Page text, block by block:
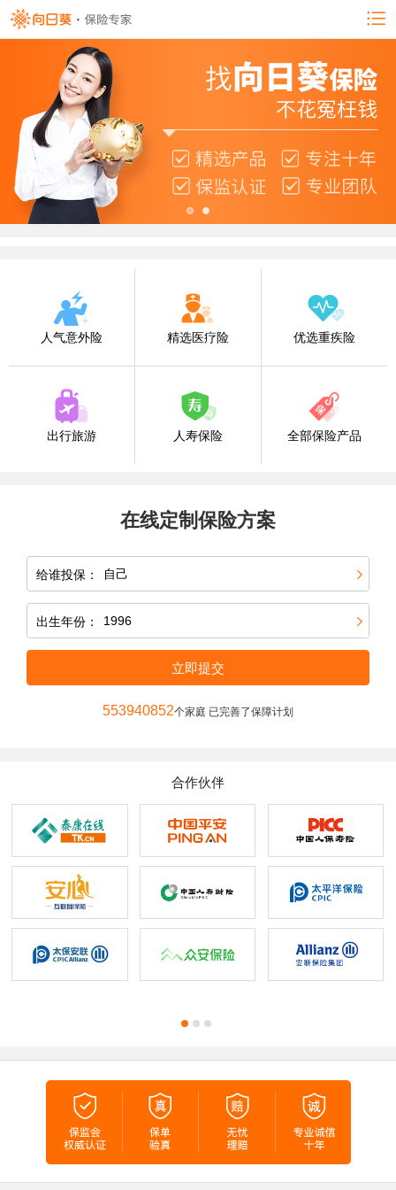
人气意外险 精选医疗险 优选重疾险
出行旅游 人寿保险 全部保险产品
在线定制保险方案
给谁投保：
出生年份：
立即提交
553940852个家庭 已完善了保障计划
合作伙伴